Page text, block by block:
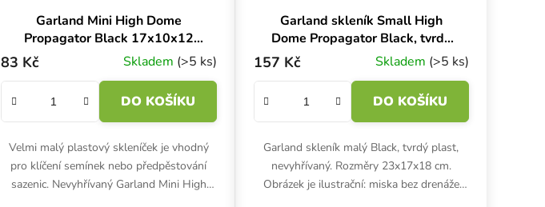
Garland Mini High Dome
Propagator Black 17x10x12
cm, plastový skleníček s
Skladem (>5 ks)
83 Kč
DO KOŠÍKU
Velmi malý plastový skleníček je vhodný
pro klíčení semínek nebo předpěstování
sazenic. Nevyhřívaný Garland Mini High
Garland skleník Small High
Dome Propagator Black, tvrdý
plast, nevyhřívaný, 23x17x18
Skladem (>5 ks)
157 Kč
DO KOŠÍKU
Garland skleník malý Black, tvrdý plast,
nevyhřívaný. Rozměry 23x17x18 cm.
Obrázek je ilustrační: miska bez drenáže